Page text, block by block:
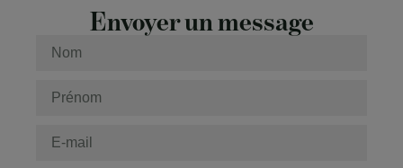
Envoyer un message